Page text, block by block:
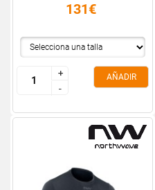
131€
+
-
+
-
AÑADIR